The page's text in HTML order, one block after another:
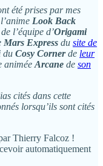
été prises par mes
Look Back
l’équipe d’Origami
Mars Express du site de
du Cosy Cornerde leur
animée Arcane de son
cités dans cette
lorsqu’ils sont cités
Thierry Falcoz !
automatiquement